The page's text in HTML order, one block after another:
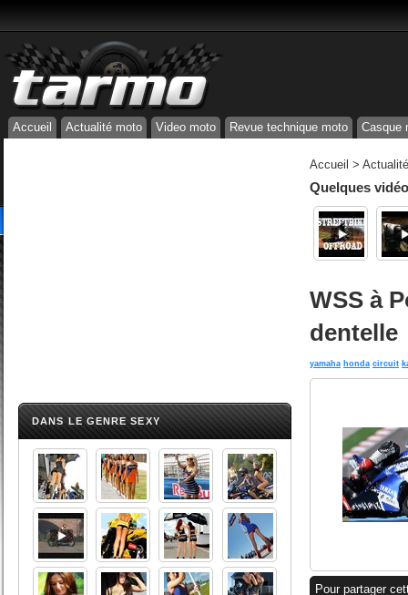
Accueil Actualité moto Video moto Revue technique moto Casque
DANS LE GENRE SEXY
Accueil >
Quelques
WSS à
dentelle
yamaha honda circuit
Pour partager